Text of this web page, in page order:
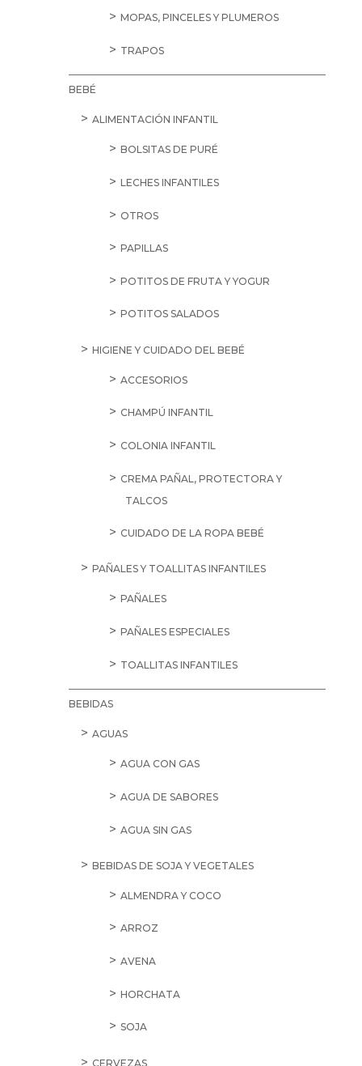
MOPAS, PINCELES Y PLUMEROS
TRAPOS
BEBÉ
ALIMENTACIÓN INFANTIL
BOLSITAS DE PURÉ
LECHES INFANTILES
OTROS
PAPILLAS
POTITOS DE FRUTA Y YOGUR
POTITOS SALADOS
HIGIENE Y CUIDADO DEL BEBÉ
ACCESORIOS
CHAMPÚ INFANTIL
COLONIA INFANTIL
CREMA PAÑAL, PROTECTORA Y
TALCOS
CUIDADO DE LA ROPA BEBÉ
PAÑALES Y TOALLITAS INFANTILES
PAÑALES
PAÑALES ESPECIALES
TOALLITAS INFANTILES
BEBIDAS
AGUAS
AGUA CON GAS
AGUA DE SABORES
AGUA SIN GAS
BEBIDAS DE SOJA Y VEGETALES
ALMENDRA Y COCO
ARROZ
AVENA
HORCHATA
SOJA
CERVEZAS